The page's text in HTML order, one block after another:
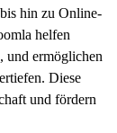
hin zu Online-
helfen
und ermöglichen
Diese
und fördern